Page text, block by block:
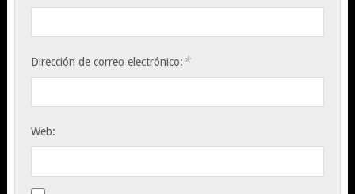
Dirección de correo electrónico: *
Web: